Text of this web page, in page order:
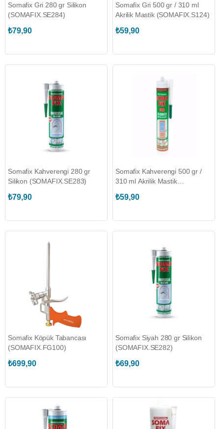
Somafix Gri 280 gr Silikon
(SOMAFIX.SE284)
₺79,90
Somafix Gri 500 gr / 310 ml
Akrilik Mastik (SOMAFIX.S124)
₺59,90
Somafix Kahverengi 280 gr
Silikon (SOMAFIX.SE283)
₺79,90
Somafix Kahverengi 500 gr /
310 ml Akrilik Mastik
₺59,90
Somafix Köpük Tabancası
(SOMAFIX.FG100)
₺699,90
Somafix Siyah 280 gr Silikon
(SOMAFIX.SE282)
₺69,90